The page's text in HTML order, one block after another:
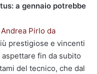
a gennaio potrebbe
Pirlo da
prestigiose e vincenti
aspettare fin da subito
del tecnico, che dal